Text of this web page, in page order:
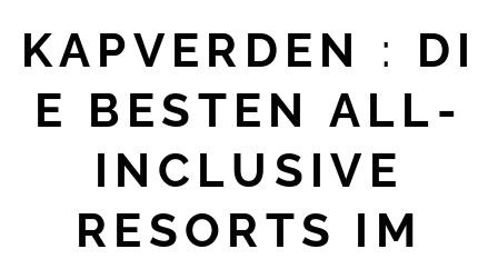
KAPVERDEN : DI
E BESTEN ALL-
INCLUSIVE
RESORTS IM